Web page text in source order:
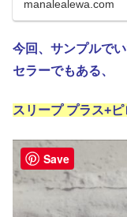
manalealewa.com
今回、サンプルで
セラーでもある、
スリープ プラス+
Save